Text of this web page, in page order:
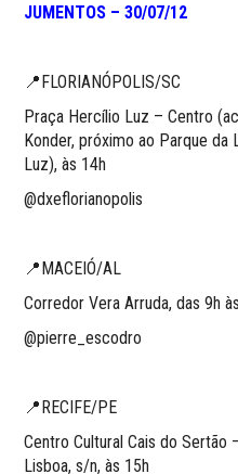
JUMENTOS – 30/07/12
📍FLORIANÓPOLIS/SC
Praça Hercílio Luz – Centro
Konder, próximo ao Parque
Luz), às 14h
@dxeflorianopolis
📍MACEIÓ/AL
Corredor Vera Arruda, das 9h
@pierre_escodro
📍RECIFE/PE
Centro Cultural Cais do Sertão
Lisboa, s/n, às 15h